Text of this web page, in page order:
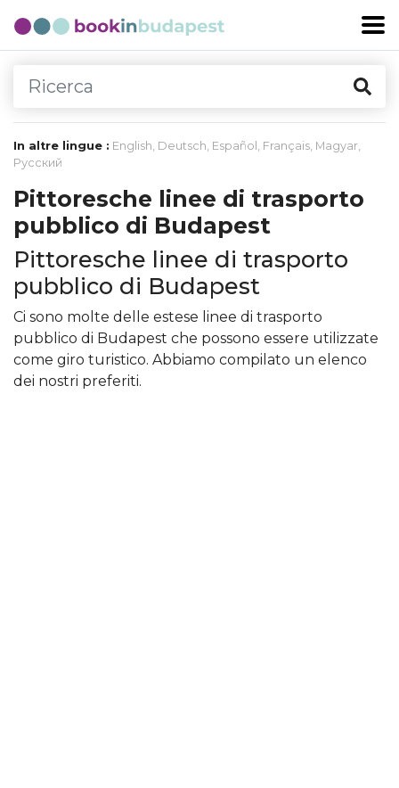
In altre lingue : English, Deutsch, Español , Français, Magyar,
Русский
Pittoresche linee di trasporto
pubblico di Budapest
Pittoresche linee di trasporto
pubblico di Budapest
Ci sono molte delle estese linee di trasporto
pubblico di Budapest che possono essere utilizzate
come giro turistico. Abbiamo compilato un elenco
dei nostri preferiti.